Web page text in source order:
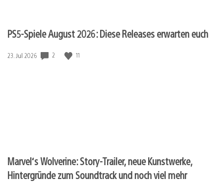
PS5-Spiele August 2026: Diese Releases erwarten euch
Veröffentlichungsdatum:
23. Jul 2026 2 11
Marvel‘s Wolverine: Story-Trailer, neue Kunstwerke,
Hintergründe zum Soundtrack und noch viel mehr